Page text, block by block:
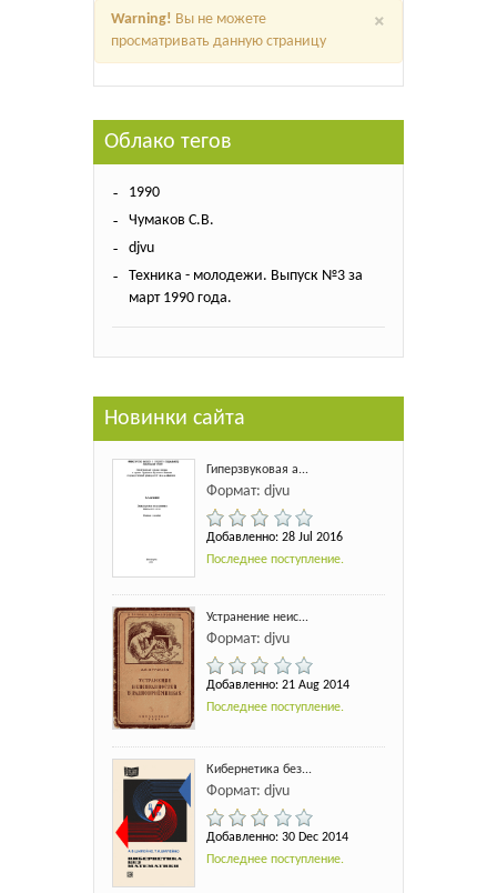
×
Warning! Вы не можете
просматривать данную страницу
Облако тегов
1990
Чумаков С.В.
djvu
Техника - молодежи. Выпуск №3 за
март 1990 года.
Новинки сайта
Гиперзвуковая а...
Формат: djvu
Добавленно: 28 Jul 2016
Последнее поступление.
Устранение неис...
Формат: djvu
Добавленно: 21 Aug 2014
Последнее поступление.
Кибернетика без...
Формат: djvu
Добавленно: 30 Dec 2014
Последнее поступление.